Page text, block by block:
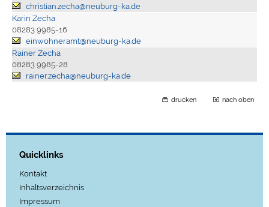
christian.zecha@neuburg-ka.de
Karin Zecha
08283 9985-16
einwohneramt@neuburg-ka.de
Rainer Zecha
08283 9985-28
rainer.zecha@neuburg-ka.de
drucken nach oben
Quicklinks
Kontakt
Inhaltsverzeichnis
Impressum